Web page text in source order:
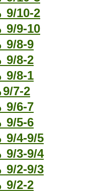
9/10-2
9/9-10
9/8-9
9/8-2
9/8-1
7-2
9/6-7
9/5-6
9/4-9/5
9/3-9/4
9/2-9/3
9/2-2